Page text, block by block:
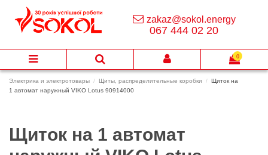
Электрика и электротовары Щиты, распределительные коробки
Щиток на
1 автомат наружный VIKO Lotus 90914000
Щиток на 1 автомат
zakaz@sokol.energy
067 444 02 20
0